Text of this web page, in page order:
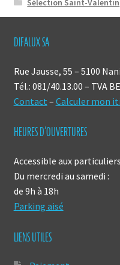
Sélection Saint-Valentin
DIFALUX SA
Rue Jausse, 55 – 5100
Tél.: 081/40.13.00 – TVA
Contact – Calculer mon
HEURES D’OUVERTURES
Accessible aux particuliers
Du mercredi au samedi :
de 9h à 18h
Parking aisé
LIENS UTILES